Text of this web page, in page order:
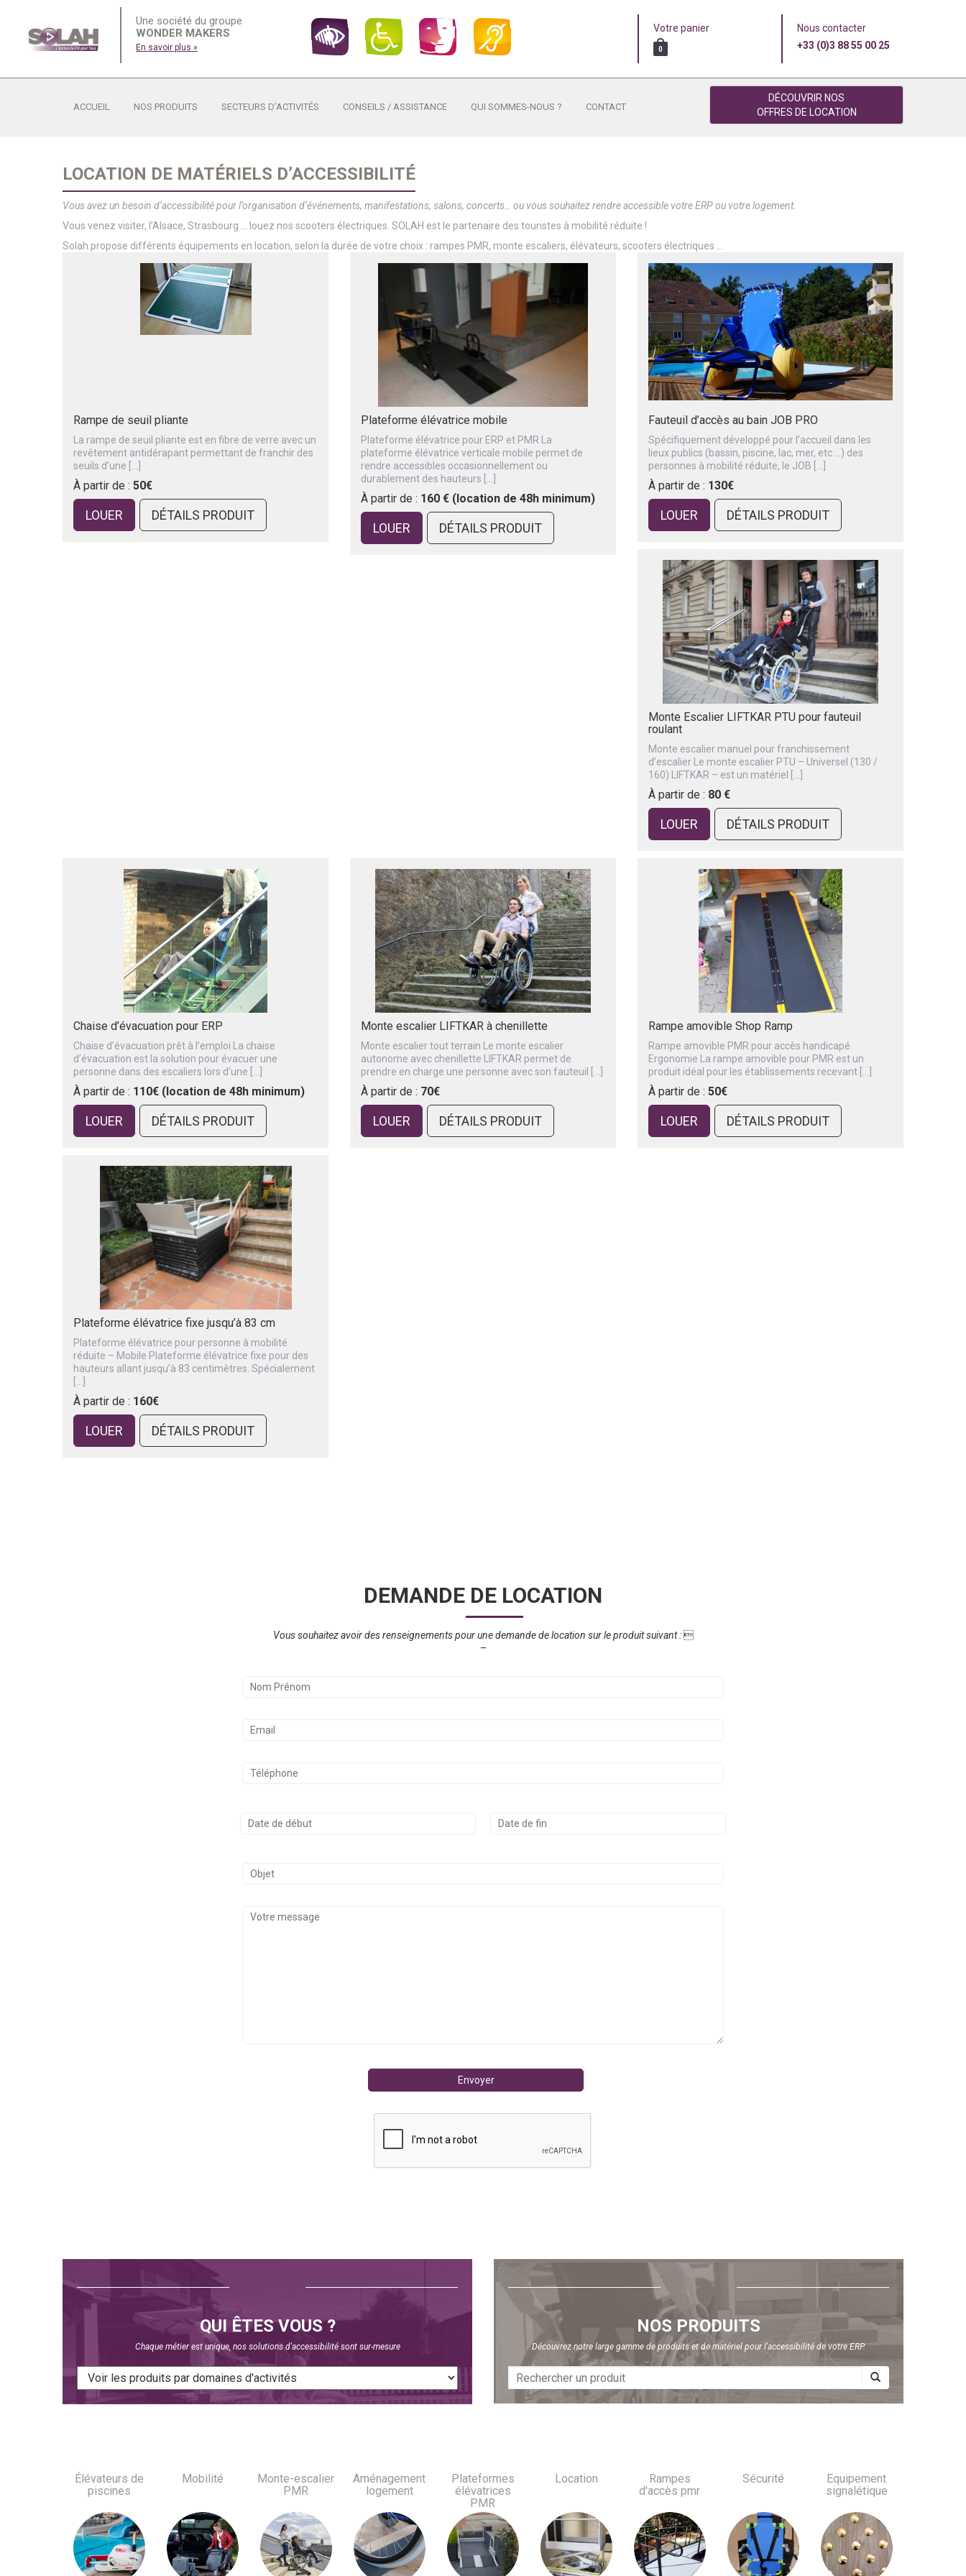
Une société du groupe
WONDER MAKERS
En savoir plus »
Votre panier
0
Nous contacter
+33 (0)3 88 55 00 25
ACCUEIL NOS PRODUITS SECTEURS D’ACTIVITÉS CONSEILS / ASSISTANCE QUI SOMMES-NOUS ? CONTACT
DÉCOUVRIR NOS
OFFRES DE LOCATION
LOCATION DE MATÉRIELS D’ACCESSIBILITÉ
Vous avez un besoin d’accessibilité pour l’organisation d’événements, manifestations, salons, concerts… ou vous souhaitez rendre accessible votre ERP ou votre logement.
Vous venez visiter, l’Alsace, Strasbourg … louez nos scooters électriques. SOLAH est le partenaire des touristes à mobilité réduite !
Solah propose différents équipements en location, selon la durée de votre choix : rampes PMR, monte escaliers, élévateurs, scooters électriques …
Rampe de seuil pliante
La rampe de seuil pliante est en fibre de verre avec un
revêtement antidérapant permettant de franchir des
seuils d’une […]
À partir de : 50€
LOUER DÉTAILS PRODUIT
Plateforme élévatrice mobile
Plateforme élévatrice pour ERP et PMR La
plateforme élévatrice verticale mobile permet de
rendre accessibles occasionnellement ou
durablement des hauteurs […]
À partir de : 160 € (location de 48h minimum)
LOUER DÉTAILS PRODUIT
Fauteuil d’accès au bain JOB PRO
Spécifiquement développé pour l’accueil dans les
lieux publics (bassin, piscine, lac, mer, etc …) des
personnes à mobilité réduite, le JOB […]
À partir de : 130€
LOUER DÉTAILS PRODUIT
Monte Escalier LIFTKAR PTU pour fauteuil
roulant
Monte escalier manuel pour franchissement
d’escalier Le monte escalier PTU – Universel (130 /
160) LIFTKAR – est un matériel […]
À partir de : 80 €
LOUER DÉTAILS PRODUIT
Chaise d’évacuation pour ERP
Chaise d’évacuation prêt à l’emploi La chaise
d’évacuation est la solution pour évacuer une
personne dans des escaliers lors d’une […]
À partir de : 110€ (location de 48h minimum)
LOUER DÉTAILS PRODUIT
Monte escalier LIFTKAR à chenillette
Monte escalier tout terrain Le monte escalier
autonome avec chenillette LIFTKAR permet de
prendre en charge une personne avec son fauteuil […]
À partir de : 70€
LOUER DÉTAILS PRODUIT
Rampe amovible Shop Ramp
Rampe amovible PMR pour accès handicapé
Ergonomie La rampe amovible pour PMR est un
produit idéal pour les établissements recevant […]
À partir de : 50€
LOUER DÉTAILS PRODUIT
Plateforme élévatrice fixe jusqu’à 83 cm
Plateforme élévatrice pour personne à mobilité
réduite – Mobile Plateforme élévatrice fixe pour des
hauteurs allant jusqu’à 83 centimètres. Spécialement
À partir de : 160€
LOUER DÉTAILS PRODUIT
DEMANDE DE LOCATION
Vous souhaitez avoir des renseignements pour une demande de location sur le produit suivant :
–
QUI ÊTES VOUS ?
Chaque métier est unique, nos solutions d'accessibilité sont sur-mesure
NOS PRODUITS
Découvrez notre large gamme de produits et de matériel pour l'accessibilité de votre ERP.
Élévateurs de
piscines
Mobilité
Monte-escalier
PMR
Aménagement
logement
Plateformes
élévatrices
PMR
Location
Rampes
d'accès pmr
Sécurité
Equipement
signalétique